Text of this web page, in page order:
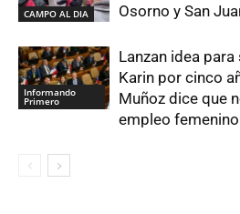
CAMPO AL DIA
Osorno y San
Informando
Primero
Lanzan idea
Karin por cinco
Muñoz dice que
empleo femenino